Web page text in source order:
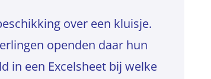
over een kluisje.
openden daar hun
in een Excelsheet bij welke